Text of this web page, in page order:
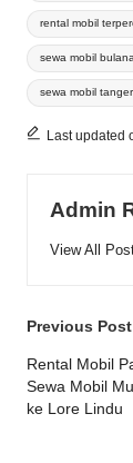
rental mobil
sewa mobil
sewa mobil
Last updated
Admin
View All
Post
Previous Post
Rental Mobil
Sewa Mobil
ke Lore Lindu